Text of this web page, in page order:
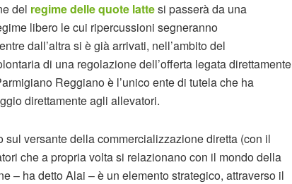
del regime delle quote lattesi passerà da una
libero le cui ripercussioni segneranno
dall’altra si è già arrivati, nell’ambito del
di una regolazione dell’offerta legata direttamente
Reggiano è l’unico ente di tutela che ha
direttamente agli allevatori.
versante della commercializzazione diretta (con il
che a propria volta si relazionano con il mondo della
– ha detto Alai – è un elemento strategico, attraverso il